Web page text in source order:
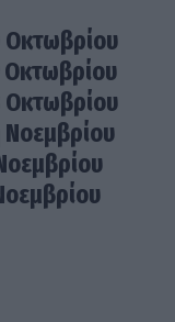
Οκτωβρίου
Οκτωβρίου
Οκτωβρίου